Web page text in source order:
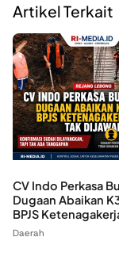
Artikel Terkait
CV Indo Perkasa
Dugaan Abaikan
BPJS
Daerah